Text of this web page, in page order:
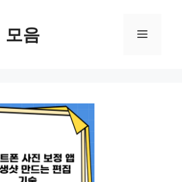
모음 메